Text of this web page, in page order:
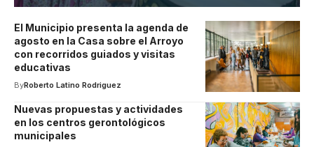
El Municipio presenta la agenda de
agosto en la Casa sobre el Arroyo
con recorridos guiados y visitas
educativas
ByRoberto Latino Rodriguez
Nuevas propuestas y actividades
en los centros gerontológicos
municipales